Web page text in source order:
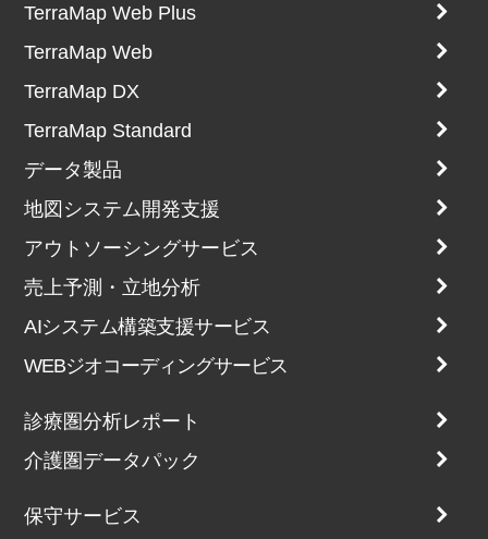
TerraMap Web Plus
TerraMap Web
TerraMap DX
TerraMap Standard
データ製品
地図システム開発支援
アウトソーシングサービス
売上予測・立地分析
AIシステム構築支援サービス
WEBジオコーディングサービス
診療圏分析レポート
介護圏データパック
保守サービス